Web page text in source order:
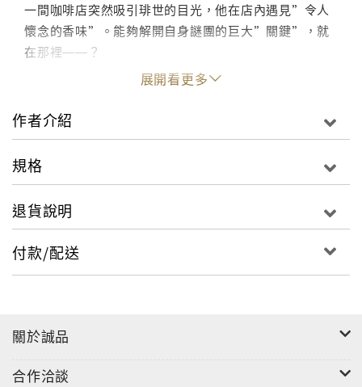
一間咖啡店突然吸引琲世的目光，他在店內遇見”令人
懷念的香味”。能夠解開自身謎團的巨大”關鍵”，就
在那裡――？
展開看更多
作者介紹
規格
退貨說明
付款/配送
關於誠品
合作洽談